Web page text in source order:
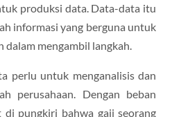
produksi data. Data-data itu
informasi yang berguna untuk
dalam mengambil langkah.
perlu untuk menganalisis dan
perusahaan. Dengan beban
pungkiri bahwa gaji seorang